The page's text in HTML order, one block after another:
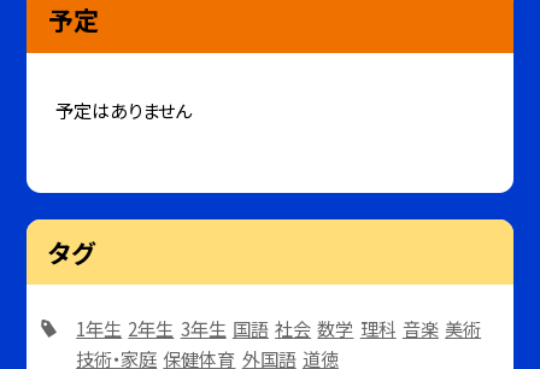
予定
予定はありません
タグ
1年生 2年生 3年生 国語 社会 数学 理科 音楽 美術
技術・家庭 保健体育 外国語 道徳